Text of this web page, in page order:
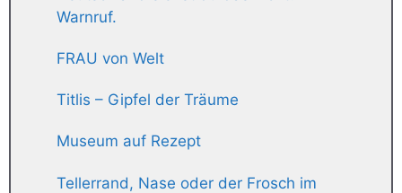
Warnruf.
FRAU von Welt
Titlis – Gipfel der Träume
Museum auf Rezept
Tellerrand, Nase oder der Frosch im